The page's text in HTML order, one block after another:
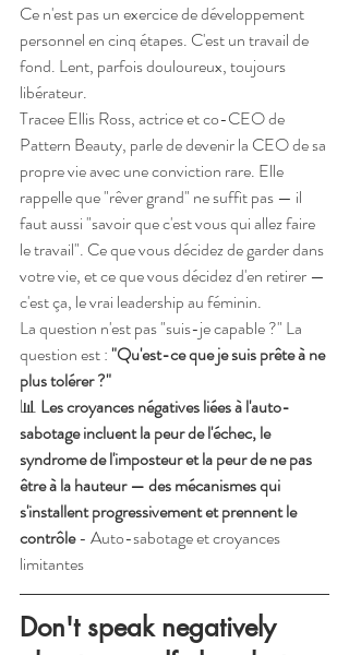
Ce n'est pas un exercice de développement
personnel en cinq étapes. C'est un travail de
fond. Lent, parfois douloureux, toujours
libérateur.
Tracee Ellis Ross, actrice et co-CEO de
Pattern Beauty, parle de devenir la CEO de sa
propre vie avec une conviction rare. Elle
rappelle que "rêver grand" ne suffit pas — il
faut aussi "savoir que c'est vous qui allez faire
le travail". Ce que vous décidez de garder dans
votre vie, et ce que vous décidez d'en retirer —
c'est ça, le vrai leadership au féminin.
La question n'est pas "suis-je capable ?" La
question est : "Qu'est-ce que je suis prête à ne
plus tolérer ?"
📊 Les croyances négatives liées à l'auto-
sabotage incluent la peur de l'échec, le
syndrome de l'imposteur et la peur de ne pas
être à la hauteur — des mécanismes qui
s'installent progressivement et prennent le
contrôle - Auto-sabotage et croyances
limitantes
Don't speak negatively